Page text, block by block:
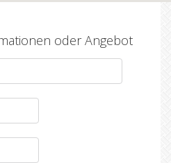
oder Angebot